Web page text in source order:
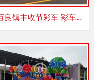
百良镇丰收节彩车 彩车花车制作 彩船制作气势磅礴